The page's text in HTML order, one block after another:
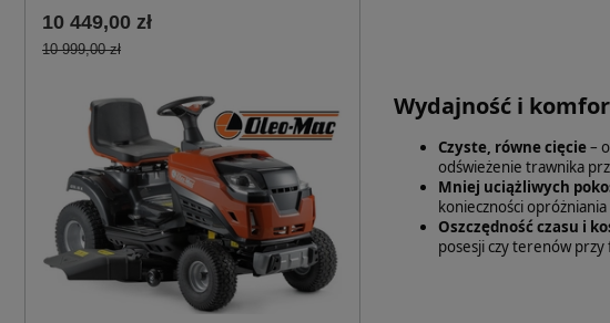
10 449,00 zł
10 999,00 zł
Wydajność i
Czyste, równe cięcie–
odświeżenie trawnika
Mniej uciążliwych
konieczności
Oszczędność czasu i
posesji czy terenów przy